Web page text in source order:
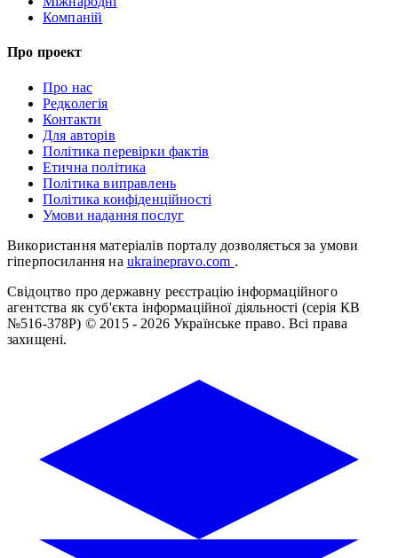
Компаній
Про проект
Про нас
Редколегія
Контакти
Для авторів
Політика перевірки фактів
Етична політика
Політика виправлень
Політика конфіденційності
Умови надання послуг
Використання матеріалів порталу дозволяється за умови
гіперпосилання на ukrainepravo.com .
Свідоцтво про державну реєстрацію інформаційного
агентства як суб'єкта інформаційної діяльності (серія КВ
№516-378Р) © 2015 - 2026 Українське право. Всі права
захищені.